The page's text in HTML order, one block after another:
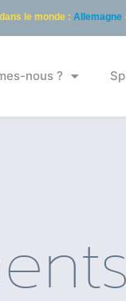
le monde : Allemagne
nous ?